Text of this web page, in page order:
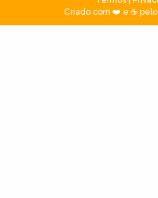
Criado com ❤️ e ☕